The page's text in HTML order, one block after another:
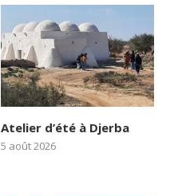
Atelier d’été à Djerba
5 août 2026